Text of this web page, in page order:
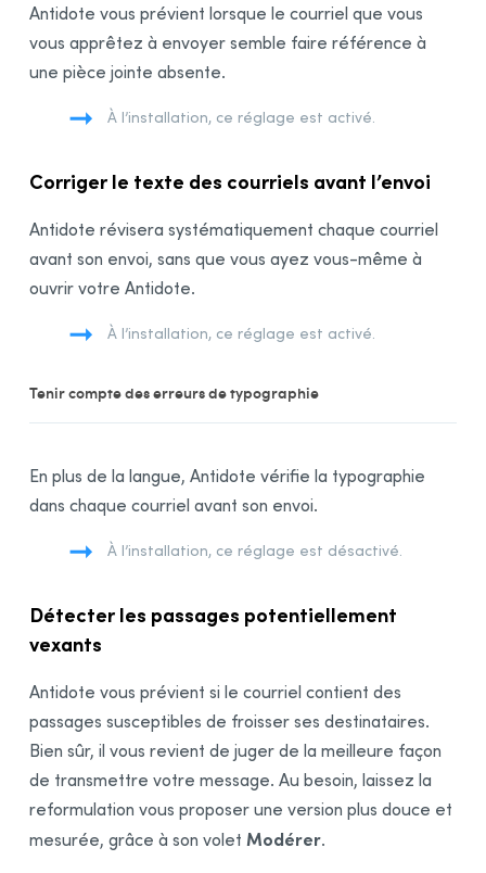
Panneau Majuscules
Panneau Ponctuation
Panneau Espaces
Panneau Conventions
Données personnalisées
Module Anglais
Intégration à vos logiciels
Rectifications de l’orthographe
Bibliographie
Antidote vous prévient lorsque le courriel que vous
vous apprêtez à envoyer semble faire référence à
une pièce jointe absente.
À l’installation, ce réglage est activé.
Corriger le texte des courriels avant l’envoi
Antidote révisera systématiquement chaque courriel
avant son envoi, sans que vous ayez vous-même à
ouvrir votre Antidote.
À l’installation, ce réglage est activé.
Tenir compte des erreurs de typographie
En plus de la langue, Antidote vérifie la typographie
dans chaque courriel avant son envoi.
À l’installation, ce réglage est désactivé.
Détecter les passages potentiellement
vexants
Antidote vous prévient si le courriel contient des
passages susceptibles de froisser ses destinataires.
Bien sûr, il vous revient de juger de la meilleure façon
de transmettre votre message. Au besoin, laissez la
reformulation vous proposer une version plus douce et
mesurée, grâce à son volet Modérer.